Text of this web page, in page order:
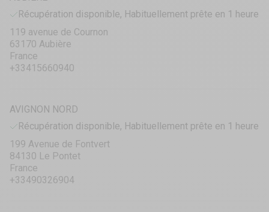
Récupération disponible, Habituellement prête en 1 heure
119 avenue de Cournon
63170 Aubière
France
+33415660940
AVIGNON NORD
Récupération disponible, Habituellement prête en 1 heure
199 Avenue de Fontvert
84130 Le Pontet
France
+33490326904